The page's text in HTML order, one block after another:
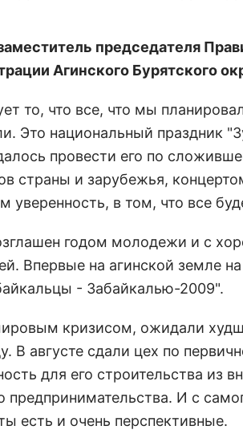
председателя
Агинского Бурятского
то, что все, что мы
Это национальный праздник
провести его по
страны и зарубежья,
уверенность, в том, что все
годом молодежи и с
Впервые на агинской земле
- Забайкалью-2009".
кризисом, ожидали
В августе сдали цех по
для его строительства из
И с
есть и очень перспективные.